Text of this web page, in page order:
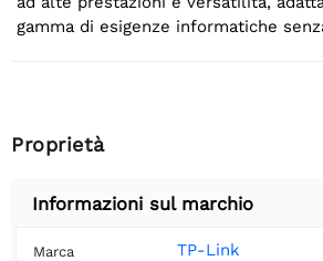
gamma di esigenze informatiche
Proprietà
Informazioni sul marchio
Marca TP-Link